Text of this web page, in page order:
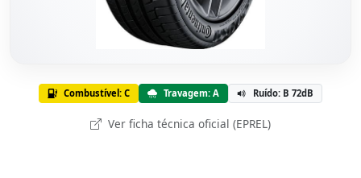
Combustível: C Travagem: A Ruído: B 72dB
Ver ficha técnica oficial (EPREL)